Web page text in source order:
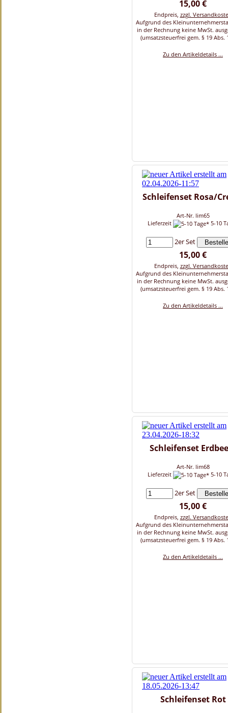
15,00 €
Endpreis, zzgl.
Aufgrund des
in der Rechnung keine MwSt.
(umsatzsteuerfrei gem. § 19 Abs.
Zu den Artikeldetails ...
Schleifenset Rosa/
Art-Nr. lim65
Lieferzeit
5-10
2er Set
15,00 €
Endpreis, zzgl.
Aufgrund des
in der Rechnung keine MwSt.
(umsatzsteuerfrei gem. § 19 Abs.
Zu den Artikeldetails ...
Schleifenset
Art-Nr. lim68
Lieferzeit
5-10
2er Set
15,00 €
Endpreis, zzgl.
Aufgrund des
in der Rechnung keine MwSt.
(umsatzsteuerfrei gem. § 19 Abs.
Zu den Artikeldetails ...
Schleifenset Rot